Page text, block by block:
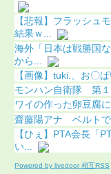
【悲報】フラッシュ
結果ｗ...
海外「日本は戦勝国
から...
【画像】tuki.、お〇
モンハン自衛隊 第
ワイの作った卵豆腐
齋藤陽アナ ベルトで
【ひぇ】PTA会長「
い...
Powered by livedoor 相互RSS